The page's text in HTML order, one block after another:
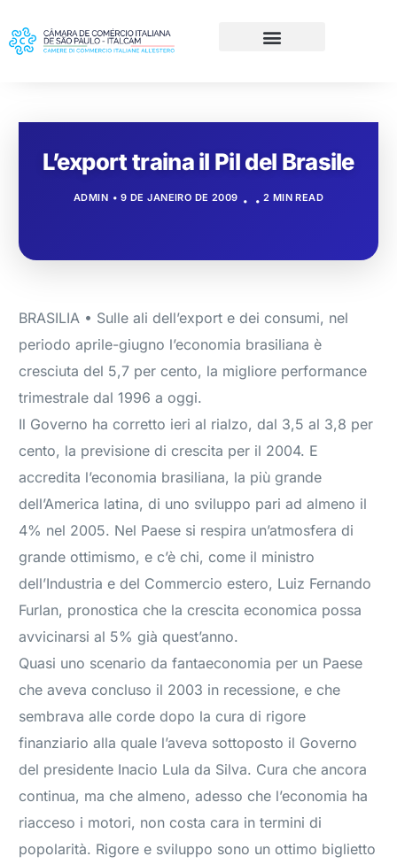
L’export traina il Pil del Brasile
ADMIN 9 DE JANEIRO DE 2009 2 MIN READ
BRASILIA • Sulle ali dell’export e dei consumi, nel
periodo aprile-giugno l’economia brasiliana è
cresciuta del 5,7 per cento, la migliore performance
trimestrale dal 1996 a oggi.
Il Governo ha corretto ieri al rialzo, dal 3,5 al 3,8 per
cento, la previsione di crescita per il 2004. E
accredita l’economia brasiliana, la più grande
dell’America latina, di uno sviluppo pari ad almeno il
4% nel 2005. Nel Paese si respira un’atmosfera di
grande ottimismo, e c’è chi, come il ministro
dell’Industria e del Commercio estero, Luiz Fernando
Furlan, pronostica che la crescita economica possa
avvicinarsi al 5% già quest’anno.
Quasi uno scenario da fantaeconomia per un Paese
che aveva concluso il 2003 in recessione, e che
sembrava alle corde dopo la cura di rigore
finanziario alla quale l’aveva sottoposto il Governo
del presidente Inacio Lula da Silva. Cura che ancora
continua, ma che almeno, adesso che l’economia ha
riacceso i motori, non costa cara in termini di
popolarità. Rigore e sviluppo sono un ottimo biglietto